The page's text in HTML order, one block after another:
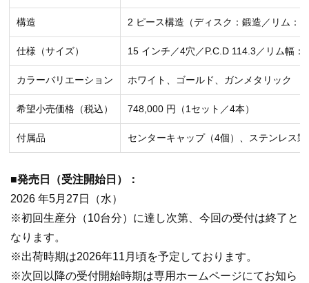
構造 2 ピース構造（ディスク：鍛造／リム：
仕様（サイズ） 15 インチ／4穴／P.C.D 114.3／リム幅：
カラーバリエーション ホワイト、ゴールド、ガンメタリック
希望小売価格（税込） 748,000 円（1セット／4本）
付属品 センターキャップ（4個）、ステンレス
■発売日（受注開始日）：
2026 年5月27日（水）
※初回生産分（10台分）に達し次第、今回の受付は終了と
なります。
※出荷時期は2026年11月頃を予定しております。
※次回以降の受付開始時期は専用ホームページにてお知ら